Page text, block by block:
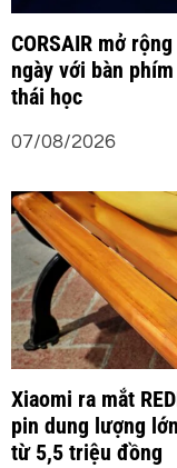
t
CORSAIR mở
ngày với bàn
thái học
07/08/2026
Xiaomi ra mắt
pin dung lượng
từ 5,5 triệu đồng